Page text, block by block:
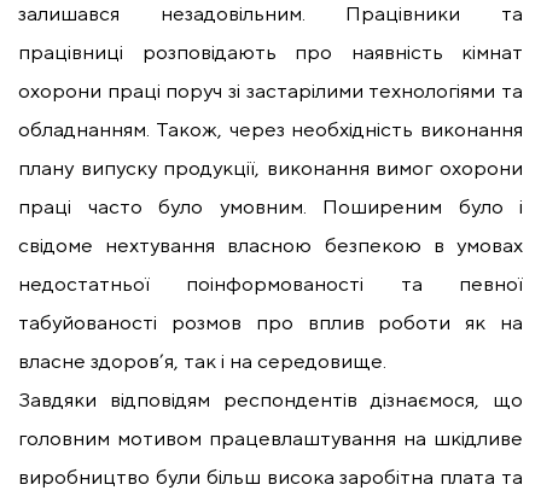
залишався незадовільним. Працівники та
працівниці розповідають про наявність кімнат
охорони праці поруч зі застарілими технологіями та
обладнанням. Також, через необхідність виконання
плану випуску продукції, виконання вимог охорони
праці часто було умовним. Поширеним було і
свідоме нехтування власною безпекою в умовах
недостатньої поінформованості та певної
табуйованості розмов про вплив роботи як на
власне здоров’я, так і на середовище.
Завдяки відповідям респондентів дізнаємося, що
головним мотивом працевлаштування на шкідливе
виробництво були більш висока заробітна плата та